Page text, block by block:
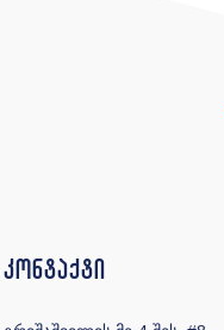
კონტაქტი